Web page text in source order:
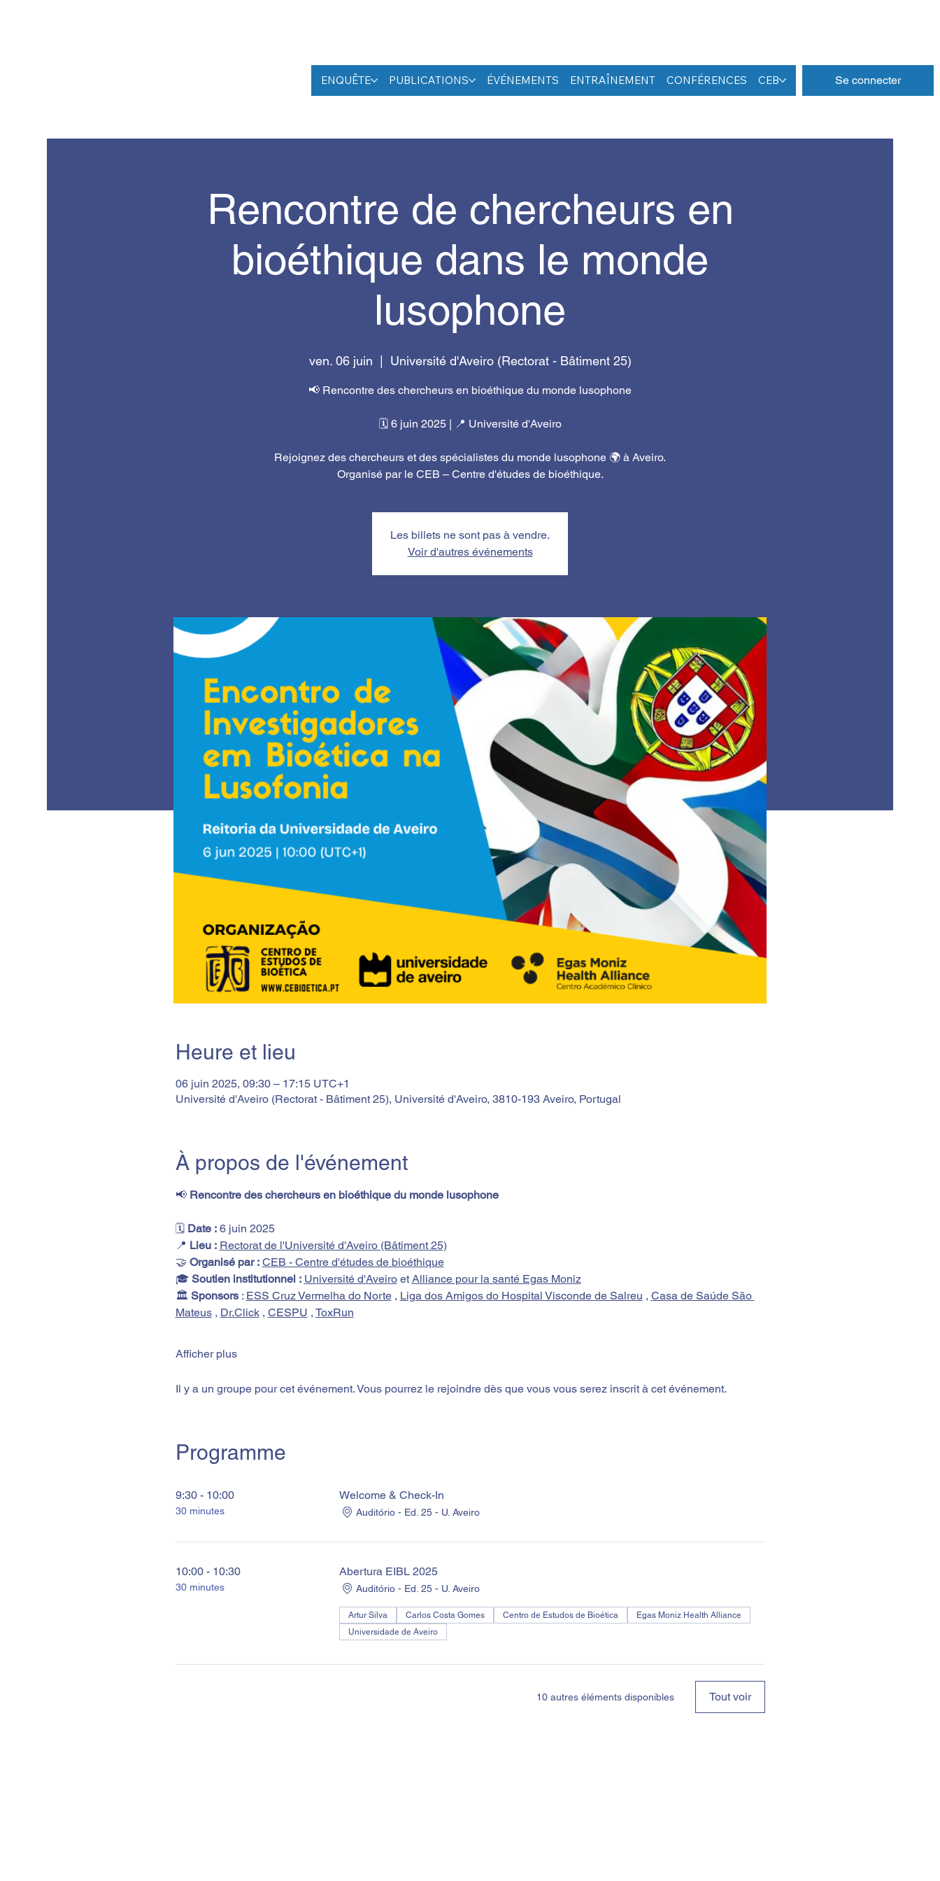
ENQUÊTE PUBLICATIONS ÉVÉNEMENTS ENTRAÎNEMENT CONFÉRENCES CEB Se connecter
Rencontre de chercheurs en
bioéthique dans le monde
lusophone
ven. 06 juin Université d'Aveiro (Rectorat - Bâtiment 25)
📢 Rencontre des chercheurs en bioéthique du monde lusophone
🗓️ 6 juin 2025 | 📍 Université d'Aveiro
Rejoignez des chercheurs et des spécialistes du monde lusophone 🌍 à Aveiro.
Organisé par le CEB – Centre d'études de bioéthique.
Les billets ne sont pas à vendre.
Voir d'autres événements
Heure et lieu
06 juin 2025, 09:30 – 17:15 UTC+1
Université d'Aveiro (Rectorat - Bâtiment 25), Université d'Aveiro, 3810-193 Aveiro, Portugal
À propos de l'événement
📢 Rencontre des chercheurs en bioéthique du monde lusophone
🗓️ Date : 6 juin 2025
📍 Lieu : Rectorat de l'Université d'Aveiro (Bâtiment 25)
🤝 Organisé par : CEB - Centre d'études de bioéthique
🎓 Soutien institutionnel : Université d'Aveiro et Alliance pour la santé Egas Moniz
🏛️ Sponsors : ESS Cruz Vermelha do Norte , Liga dos Amigos do Hospital Visconde de Salreu , Casa de Saúde São
Mateus , Dr.Click , CESPU , ToxRun
Afficher plus
Il y a un groupe pour cet événement. Vous pourrez le rejoindre dès que vous vous serez inscrit à cet événement.
Programme
9:30 - 10:00
30 minutes
Welcome & Check-In
Auditório - Ed. 25 - U. Aveiro
10:00 - 10:30
30 minutes
Abertura EIBL 2025
Auditório - Ed. 25 - U. Aveiro
Artur Silva Carlos Costa Gomes Centro de Estudos de Bioética
Egas Moniz Health Alliance
Universidade de Aveiro
10 autres éléments disponibles Tout voir